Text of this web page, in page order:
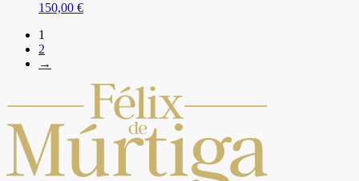
150,00 €
1
2
→